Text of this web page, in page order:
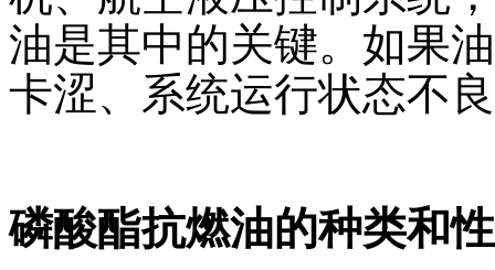
油是其中的关键。如果
卡涩、系统运行状态不
磷酸酯抗燃油的种类和